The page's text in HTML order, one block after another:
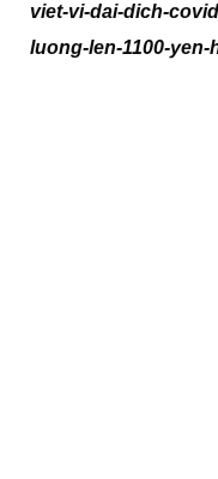
viet-vi-dai-dich-
luong-len-1100-